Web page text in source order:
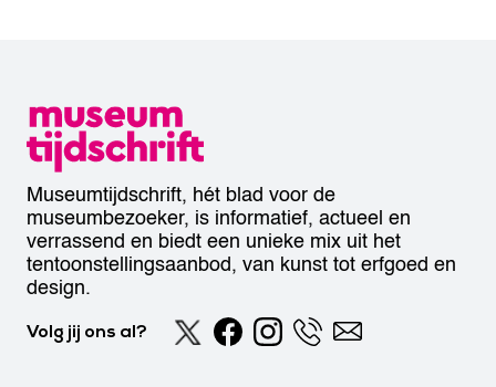
Museumtijdschrift, hét blad voor de
museumbezoeker, is informatief, actueel en
verrassend en biedt een unieke mix uit het
tentoonstellingsaanbod, van kunst tot erfgoed en
design.
Volg jij ons al?